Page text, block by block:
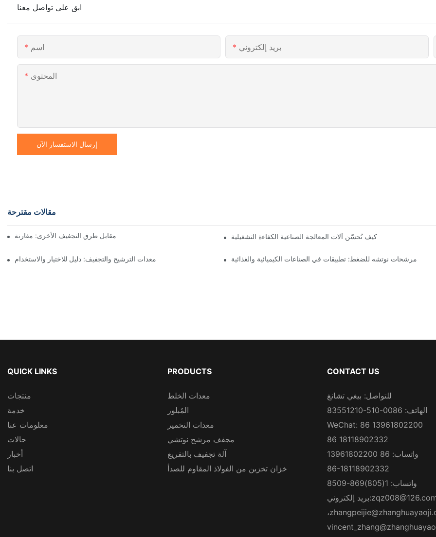
ابق على تواصل معنا
اسم بريد إلكتروني
المحتوى
إرسال الاستفسار الآن
مقالات مقترحة
مجففات نوتش المرشحة ذات المحرك مقابل طرق التجفيف الأخرى: مقارنة كيف تُحسّن آلات المعالجة الصناعية الكفاءة التشغيلية
معدات الترشيح والتجفيف: دليل للاختيار والاستخدام مرشحات نوتشه للضغط: تطبيقات في الصناعات الكيميائية والغذائية
QUICK LINKS
منتجات
خدمة
معلومات عنا
حالات
أخبار
اتصل بنا
PRODUCTS
معدات الخلط
المُبلور
معدات التخمير
مجفف مرشح نوتشي
آلة تجفيف بالتفريغ
خزان تخزين من الفولاذ المقاوم للصدأ
CONTACT US
للتواصل: بيغي تشانغ
الهاتف: 0086-510-83551210
WeChat: 86 13961802200
86 18118902332
واتساب: 86 13961802200
86-18118902332
واتساب: 1(805)869-8509
بريد إلكتروني:
،